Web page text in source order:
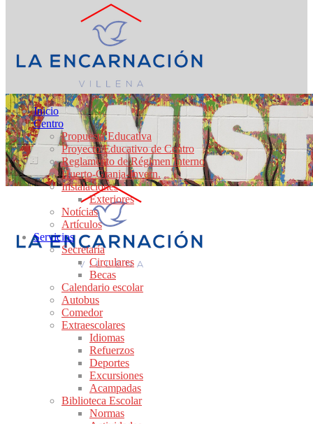
Inicio
Centro
Propuesta Educativa
Proyecto Educativo de Centro
Reglamento de Régimen Interno
Huerto-Granja-Invern.
Instalaciones
Exteriores
Notícias
Artículos
Servicios
Secretaría
Circulares
Becas
Calendario escolar
Autobus
Comedor
Extraescolares
Idiomas
Refuerzos
Deportes
Excursiones
Acampadas
Biblioteca Escolar
Normas